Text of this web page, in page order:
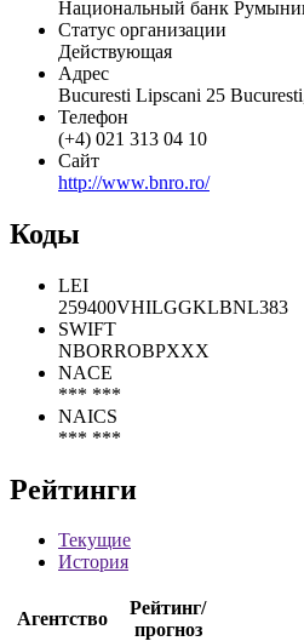
Общая информация
Наименование организации
Национальный банк Румынии
Статус организации
Действующая
Адрес
Bucuresti Lipscani 25
Телефон
Сайт
Коды
LEI
259400VHILGGKLBNL383
SWIFT
NBORROBPXXX
NAICS
Рейтинги
Текущие